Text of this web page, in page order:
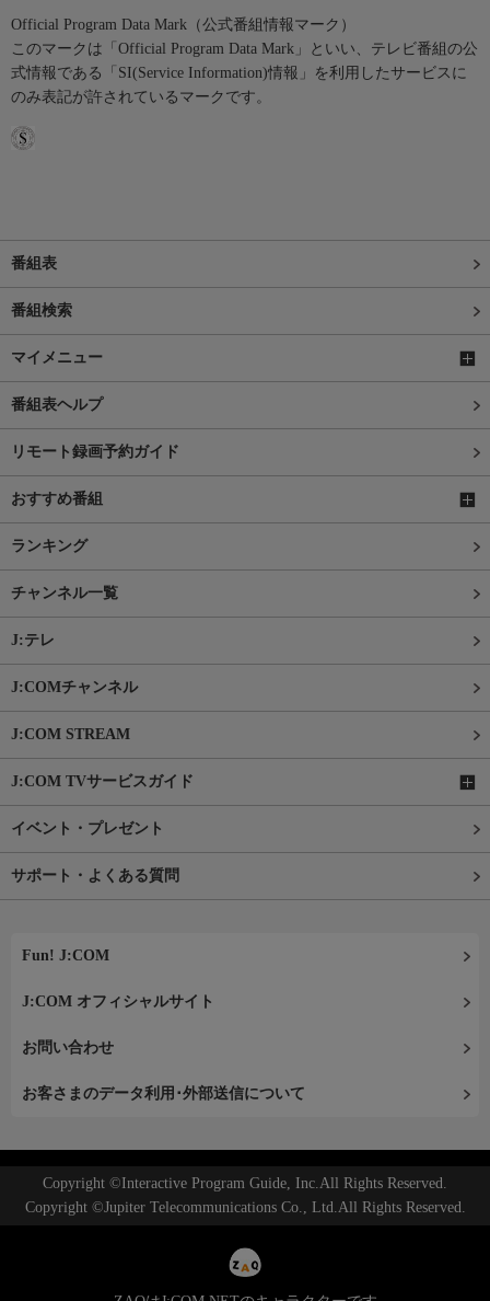
Official Program Data Mark（公式番組情報マーク）
このマークは「Official Program Data Mark」といい、テレビ番組の公
式情報である「SI(Service Information)情報」を利用したサービスに
のみ表記が許されているマークです。
番組表
番組検索
マイメニュー
番組表ヘルプ
リモート録画予約ガイド
おすすめ番組
ランキング
チャンネル一覧
J:テレ
J:COMチャンネル
J:COM STREAM
J:COM TVサービスガイド
イベント・プレゼント
サポート・よくある質問
Fun! J:COM
J:COM オフィシャルサイト
お問い合わせ
お客さまのデータ利用･外部送信について
Copyright ©Interactive Program Guide, Inc.All Rights Reserved.
Copyright ©Jupiter Telecommunications Co., Ltd.All Rights Reserved.